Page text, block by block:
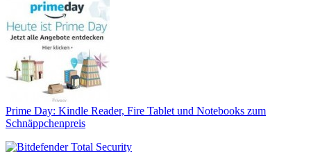
Prime Day: Kindle Reader, Fire Tablet und Notebooks zum
Schnäppchenpreis